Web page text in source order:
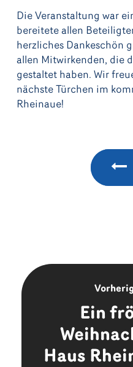
Die Veranstaltung war
bereitete allen
herzliches Dankeschön
allen Mitwirkenden, die
gestaltet haben. Wir
nächste Türchen im
Rheinaue!
Ein
Haus